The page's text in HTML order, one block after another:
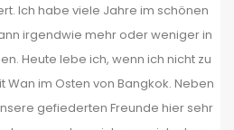
Ich habe viele Jahre im schönen
irgendwie mehr oder weniger in
Heute lebe ich, wenn ich nicht zu
Wan im Osten von Bangkok. Neben
gefiederten Freunde hier sehr